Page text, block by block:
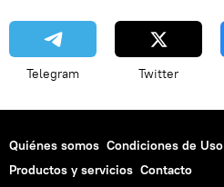
Telegram Twitter
Quiénes somos Condiciones de Uso
Productos y servicios Contacto